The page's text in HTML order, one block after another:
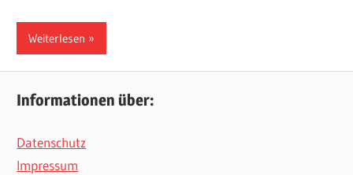
Weiterlesen
Informationen über:
Datenschutz
Impressum